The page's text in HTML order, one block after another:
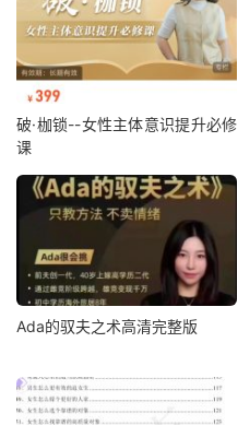
破·枷锁--女性主体意识提升必修
课
Ada的驭夫之术高清完整版